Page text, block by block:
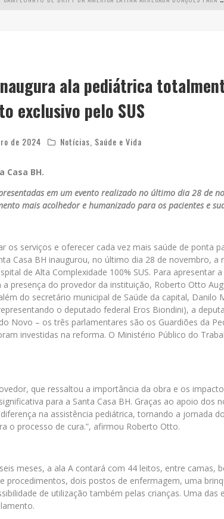
ala pediátrica
exclusivo pelo SUS
de 2024 Notícias Saúde e Vida
Casa BH.
em um evento realizado no último dia 28 de
mais acolhedor e humanizado para os pacientes e
os serviços e oferecer cada vez mais saúde de ponta
Casa BH inaugurou, no último dia 28 de novembro,
de Alta Complexidade 100% SUS. Para apresentar
presença do provedor da instituição, Roberto Otto
do secretário municipal de Saúde da capital, Danilo
o deputado federal Eros Biondini), a
Novo – os três parlamentares são os Guardiões da
investidas na reforma. O Ministério Público do
que ressaltou a importância da obra e os
para a Santa Casa BH. Graças ao apoio dos
na assistência pediátrica, tornando a jornada
o processo de cura.”, afirmou Roberto Otto.
meses, a ala A contará com 44 leitos, entre camas,
procedimentos, dois postos de enfermagem, uma
de utilização também pelas crianças. Uma das